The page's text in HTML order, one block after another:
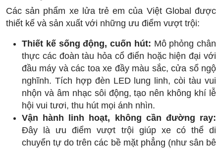
Các sản phẩm xe lửa trẻ em của Việt Global được
thiết kế và sản xuất với những ưu điểm vượt trội:
Thiết kế sống động, cuốn hút: Mô phỏng chân
thực các đoàn tàu hỏa cổ điển hoặc hiện đại với
đầu máy và các toa xe đầy màu sắc, cửa sổ ngộ
nghĩnh. Tích hợp đèn LED lung linh, còi tàu vui
nhộn và âm nhạc sôi động, tạo nên không khí lễ
hội vui tươi, thu hút mọi ánh nhìn.
Vận hành linh hoạt, không cần đường ray:
Đây là ưu điểm vượt trội giúp xe có thể di
chuyển tự do trên các bề mặt phẳng (như sân bê